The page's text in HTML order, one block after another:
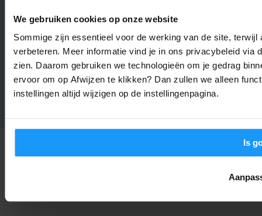
We gebruiken cookies op onze website
Sommige zijn essentieel voor de werking van de site,
verbeteren. Meer informatie vind je in ons privacybeleid via
zien. Daarom gebruiken we technologieën om je gedrag
ervoor om op Afwijzen te klikken? Dan zullen we alleen
instellingen altijd wijzigen op de instellingenpagina.
Is
Home Assistant 2026.8 is uit: Dit zijn de belangrijkste
veranderingen
Smart Home Nieuws - 6. augustus 2026
Legale e-step op de Nederlandse weg: Alles over de
Trends & Technologie -